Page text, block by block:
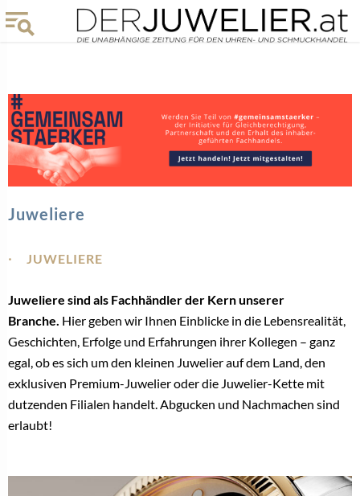
Juweliere
JUWELIERE
Juweliere sind als Fachhändler der Kern unserer
Branche. Hier geben wir Ihnen Einblicke in die Lebensrealität,
Geschichten, Erfolge und Erfahrungen ihrer Kollegen – ganz
egal, ob es sich um den kleinen Juwelier auf dem Land, den
exklusiven Premium-Juwelier oder die Juwelier-Kette mit
dutzenden Filialen handelt. Abgucken und Nachmachen sind
erlaubt!